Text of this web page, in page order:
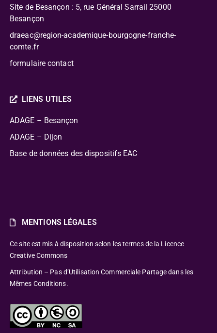
Site de Besançon : 5, rue Général Sarrail 25000
Besançon
draeac@region-academique-bourgogne-franche-
comte.fr
formulaire contact
LIENS UTILES
ADAGE – Besançon
ADAGE – Dijon
Base de données des dispositifs EAC
MENTIONS LÉGALES
Ce site est mis à disposition selon les termes de la Licence
Creative Commons
Attribution – Pas d’Utilisation Commerciale Partage dans les
Mêmes Conditions.